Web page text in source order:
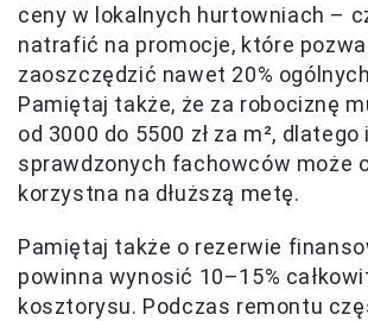
ceny w lokalnych hurtowniach –
natrafić na promocje, które
zaoszczędzić nawet 20%
Pamiętaj także, że za robociznę
od 3000 do 5500 zł za m²,
sprawdzonych fachowców może
korzystna na dłuższą metę.
Pamiętaj także o rezerwie
powinna wynosić 10–15%
kosztorysu. Podczas remontu